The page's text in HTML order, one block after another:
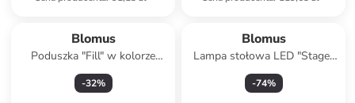
Blomus
Poduszka "Fill" w kolorze
białym - 45 x 45 cm
-32%
Blomus
Lampa stołowa LED "Stage"
w kolorze szarym - wys. 47
cm
-74%